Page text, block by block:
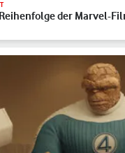
der Marvel-